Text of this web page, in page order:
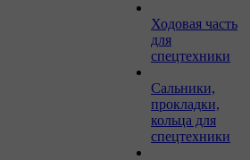
Ходовая часть
для
спецтехники
Сальники,
прокладки,
кольца для
спецтехники